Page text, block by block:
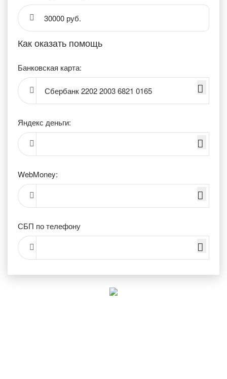
30000 руб.
Как оказать помощь
Банковская карта:
Сбербанк 2202 2003 6821 0165
Яндекс деньги:
WebMoney:
СБП по телефону